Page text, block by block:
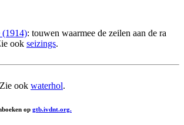
(1914): touwen waarmee de zeilen aan de ra
ook seizings.
ook waterhol.
op gtb.ivdnt.org.